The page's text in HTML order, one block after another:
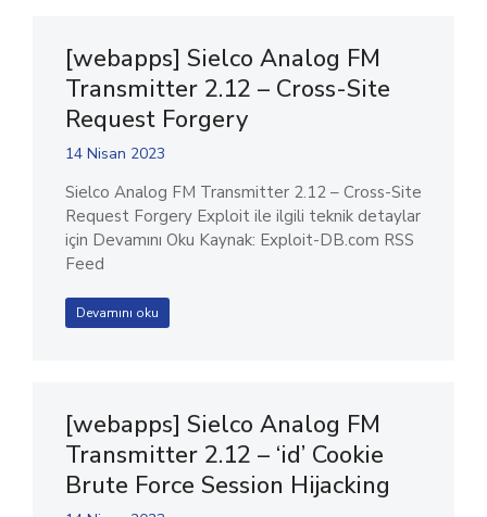
[webapps] Sielco Analog FM
Transmitter 2.12 – Cross-Site
Request Forgery
14 Nisan 2023
Sielco Analog FM Transmitter 2.12 – Cross-Site
Request Forgery Exploit ile ilgili teknik detaylar
için Devamını Oku Kaynak: Exploit-DB.com RSS
Feed
Devamını oku
[webapps] Sielco Analog FM
Transmitter 2.12 – ‘id’ Cookie
Brute Force Session Hijacking